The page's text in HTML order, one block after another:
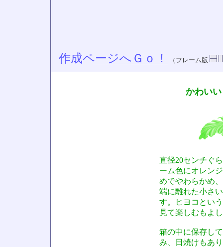
作成ページへＧｏ！ （フレーム版
かわい
直径20センチぐ
ーム色にオレン
めでやわらかめ
端に離れた小さ
す。ヒヨコとい
見て楽しむもよ
箱の中に保存し
み、日焼けもあ